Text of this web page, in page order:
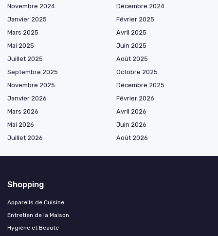
Novembre 2024
Décembre 2024
Janvier 2025
Février 2025
Mars 2025
Avril 2025
Mai 2025
Juin 2025
Juillet 2025
Août 2025
Septembre 2025
Octobre 2025
Novembre 2025
Décembre 2025
Janvier 2026
Février 2026
Mars 2026
Avril 2026
Mai 2026
Juin 2026
Juillet 2026
Août 2026
Shopping
Appareils de Cuisine
Entretien de la Maison
Hygiène et Beauté